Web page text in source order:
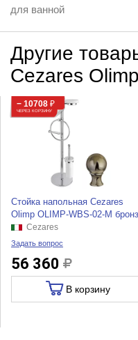
для ванной
Другие
Cezares Olimp
− 10708 ₽
ЧЕРЕЗ КОРЗИНУ
Стойка напольная Cezares
Olimp OLIMP-WBS-02-M
Cezares
Задать вопрос
56 360
В корзину